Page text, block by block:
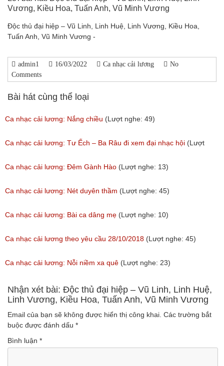
Vương, Kiều Hoa, Tuấn Anh, Vũ Minh Vương
Độc thủ đại hiệp – Vũ Linh, Linh Huệ, Linh Vương, Kiều Hoa,
Tuấn Anh, Vũ Minh Vương -
admin1 16/03/2022 Ca nhạc cải lương
No
Comments
Bài hát cùng thể loại
Ca nhạc cải lương: Nắng chiều (Lượt nghe: 49)
Ca nhạc cải lương: Tư Ếch – Ba Râu đi xem đại nhạc hội (Lượt
nghe: 27)
Ca nhạc cải lương: Đêm Gành Hào (Lượt nghe: 13)
Ca nhạc cải lương: Nét duyên thầm (Lượt nghe: 45)
Ca nhạc cải lương: Bài ca dâng mẹ (Lượt nghe: 10)
Ca nhạc cải lương theo yêu cầu 28/10/2018 (Lượt nghe: 45)
Ca nhạc cải lương: Nỗi niềm xa quê (Lượt nghe: 23)
Nhận xét bài: Độc thủ đại hiệp – Vũ Linh, Linh Huệ,
Linh Vương, Kiều Hoa, Tuấn Anh, Vũ Minh Vương
Email của bạn sẽ không được hiển thị công khai. Các trường bắt
buộc được đánh dấu *
Bình luận *